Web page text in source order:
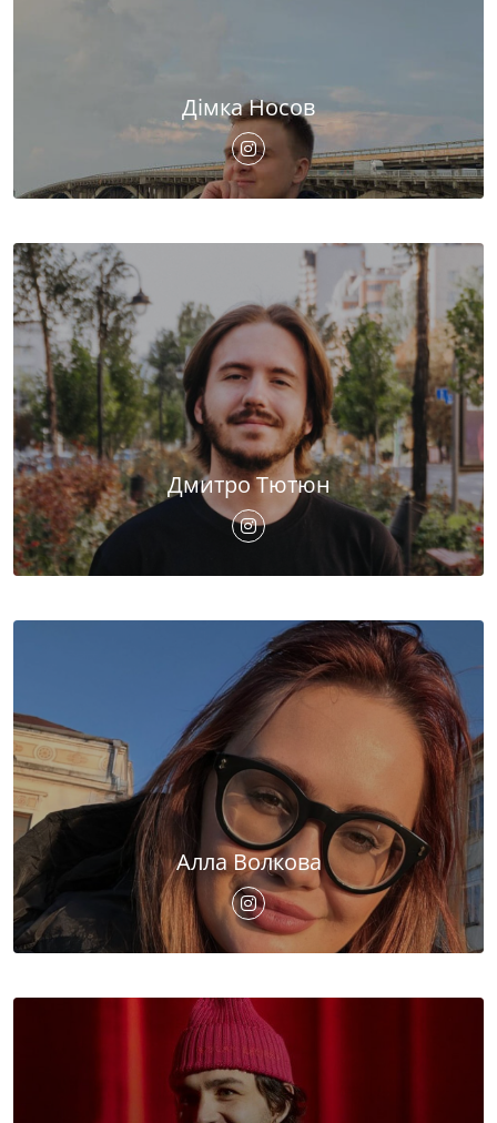
Дімка Носов
Дмитро Тютюн
Алла Волкова